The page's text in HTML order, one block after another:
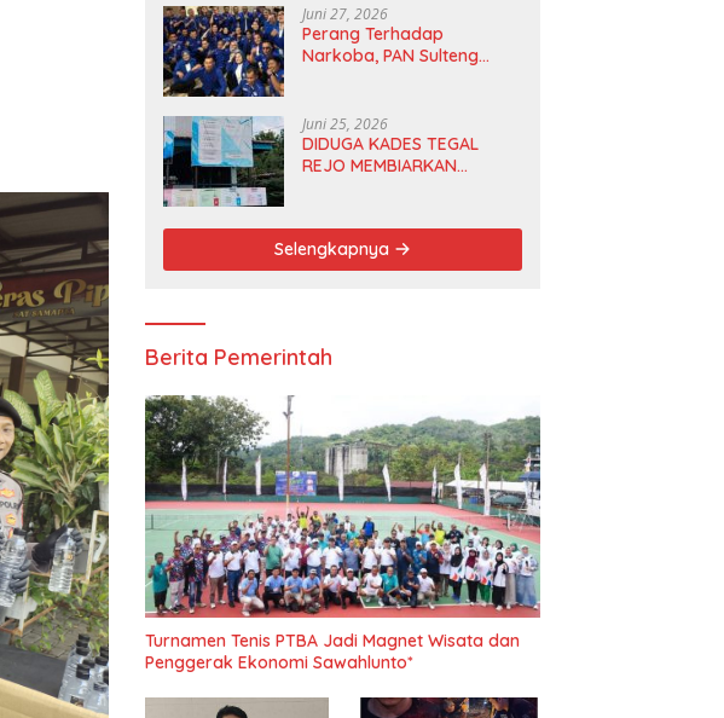
Langsung
Juni 27, 2026
Perang Terhadap
Narkoba, PAN Sulteng
DPD
Juni 25, 2026
DIDUGA KADES TEGAL
REJO MEMBIARKAN
Selengkapnya
Berita Pemerintah
Turnamen Tenis PTBA Jadi Magnet Wisata dan
Penggerak Ekonomi Sawahlunto*